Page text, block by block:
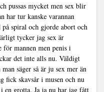
pussas mycket men sex blir
har tur kanske varannan
spiral och gjorde abort och
tycker jag sex är
för mannen men penis i
det inte alls nu. Väldigt
säger så är ju sex mer än
fick skavsår i musen och nu
en grotta. Ja ja nu har jag fått